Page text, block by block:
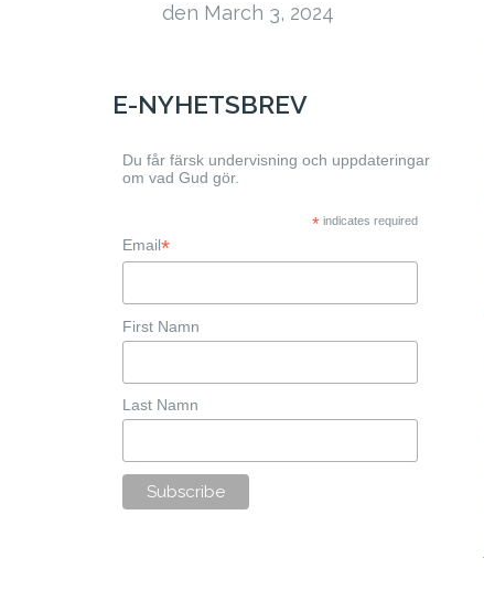
den March 3, 2024
E-NYHETSBREV
Du får färsk undervisning och uppdateringar
om vad Gud gör.
*indicates required
Email*
First Namn
Last Namn